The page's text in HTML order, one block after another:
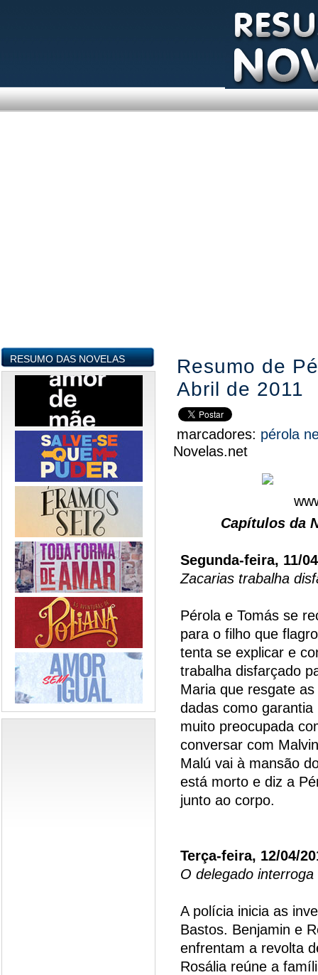
RESUMO DAS NOVELAS
Resumo de
Abril de 2011
marcadores: pérola
Novelas.net
Capítulos da
Segunda-feira, 11/
Zacarias trabalha
Pérola e Tomás se
para o filho que
tenta se explicar e
trabalha disfarçado
Maria que resgate
dadas como
muito preocupada
conversar com
Malú vai à mansão
está morto e diz a
junto ao corpo.
Terça-feira, 12/04/
O delegado interroga
A polícia inicia as
Bastos. Benjamin e
enfrentam a revolta
Rosália reúne a